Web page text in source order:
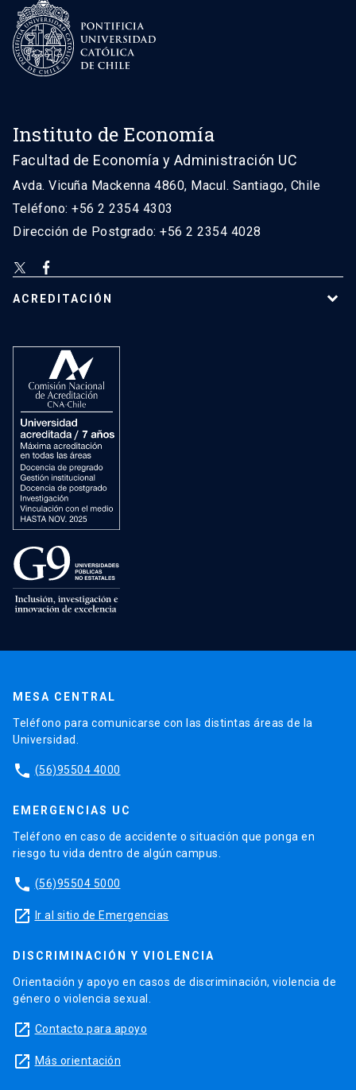
Instituto de Economía
Facultad de Economía y Administración UC
Avda. Vicuña Mackenna 4860, Macul. Santiago, Chile
Teléfono: +56 2 2354 4303
Dirección de Postgrado: +56 2 2354 4028
ACREDITACIÓN
MESA CENTRAL
Teléfono para comunicarse con las distintas áreas de la
Universidad.
phone (56)95504 4000
EMERGENCIAS UC
Teléfono en caso de accidente o situación que ponga en
riesgo tu vida dentro de algún campus.
phone (56)95504 5000
launch Ir al sitio de Emergencias
DISCRIMINACIÓN Y VIOLENCIA
Orientación y apoyo en casos de discriminación, violencia de
género o violencia sexual.
launch Contacto para apoyo
launch Más orientación